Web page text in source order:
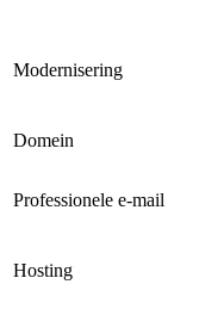
Modernisering
Domein
Professionele e-mail
Hosting